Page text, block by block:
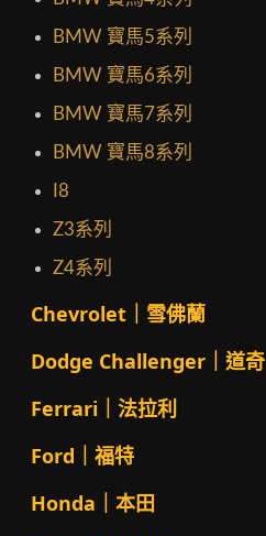
BMW 寶馬5系列
BMW 寶馬6系列
BMW 寶馬7系列
BMW 寶馬8系列
I8
Z3系列
Z4系列
Chevrolet｜雪佛蘭
Dodge Challenger｜道奇
Ferrari｜法拉利
Ford｜福特
Honda｜本田